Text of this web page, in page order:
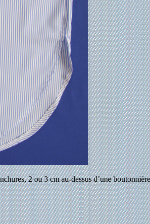
2 ou 3 cm au-dessus d’une